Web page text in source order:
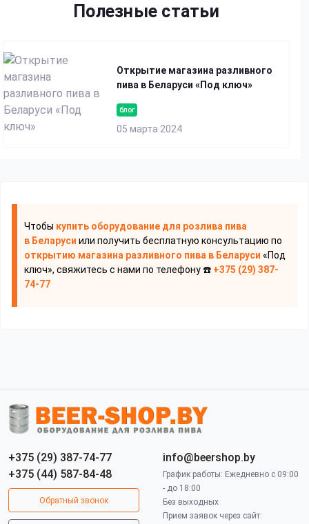
Полезные статьи
блог
05 марта 2024
Открытие магазина разливного
пива в Беларуси «Под ключ»
Чтобы купить оборудование для розлива пива
в Беларуси или получить бесплатную консультацию по
открытию магазина разливного пива в Беларуси «Под
ключ», свяжитесь с нами по телефону ☎️ +375 (29) 387-
74-77
+375 (29) 387-74-77
+375 (44) 587-84-48
Обратный звонок
info@beershop.by
График работы: Ежедневно с 09:00
- до 18:00
Без выходных
Прием заявок через сайт: